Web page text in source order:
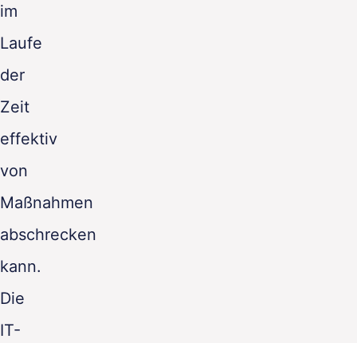
im
Laufe
der
Zeit
effektiv
von
Maßnahmen
abschrecken
kann.
Die
IT-